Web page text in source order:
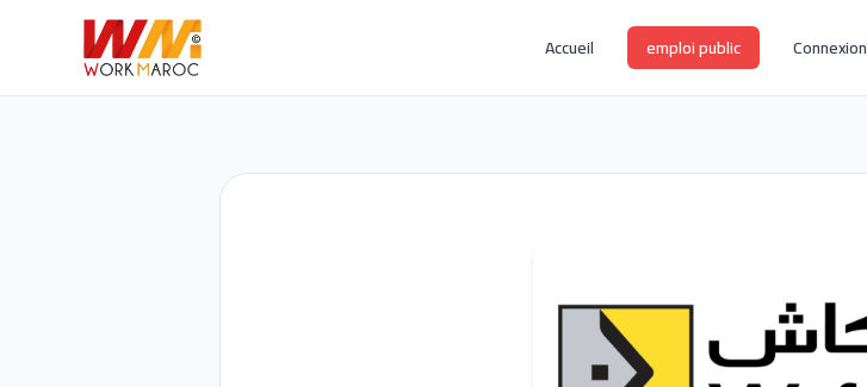
Accueil emploi public Connexion